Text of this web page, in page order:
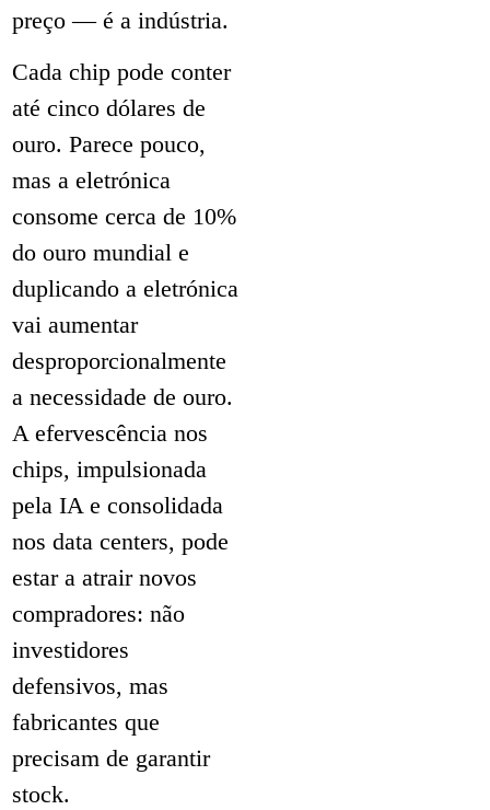
preço — é a indústria.
Cada chip pode conter
até cinco dólares de
ouro. Parece pouco,
mas a eletrónica
consome cerca de 10%
do ouro mundial e
duplicando a eletrónica
vai aumentar
desproporcionalmente
a necessidade de ouro.
A efervescência nos
chips, impulsionada
pela IA e consolidada
nos data centers, pode
estar a atrair novos
compradores: não
investidores
defensivos, mas
fabricantes que
precisam de garantir
stock.